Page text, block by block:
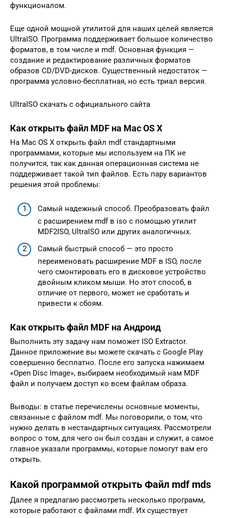
функционалом.
Еще одной мощной утилитой для наших целей является
UltraISO. Программа поддерживает большое количество
форматов, в том числе и mdf. Основная функция —
создание и редактирование различных форматов
образов CD/DVD-дисков. Существенный недостаток —
программа условно-бесплатная, но есть триал версия.
UltraISO скачать с официального сайта
Как открыть файл MDF на Mac OS X
На Mac OS X открыть файл mdf стандартными
программами, которые мы используем на ПК не
получится, так как данная операционная система не
поддерживает такой тип файлов. Есть пару вариантов
решения этой проблемы:
Самый надежный способ. Преобразовать файл
с расширением mdf в iso с помощью утилит
MDF2ISO, UltraISO или других аналогичных.
Самый быстрый способ — это просто
переименовать расширение MDF в ISO, после
чего смонтировать его в дисковое устройство
двойным кликом мыши. Но этот способ, в
отличие от первого, может не сработать и
привести к сбоям.
Как открыть файл MDF на Андроид
Выполнить эту задачу нам поможет ISO Extractor.
Данное приложение вы можете скачать с Google Play
совершенно бесплатно. После его запуска нажимаем
«Open Disc Image», выбираем необходимый нам MDF
файл и получаем доступ ко всем файлам образа.
Выводы: в статье перечислены основные моменты,
связанные с файлом mdf. Мы поговорили, о том, что
нужно делать в нестандартных ситуациях. Рассмотрели
вопрос о том, для чего он был создан и служит, а самое
главное указали программы, которые помогут вам его
открыть.
Какой программой открыть Файл mdf mds
Далее я предлагаю рассмотреть несколько программ,
которые работают с файлами mdf. Их существует